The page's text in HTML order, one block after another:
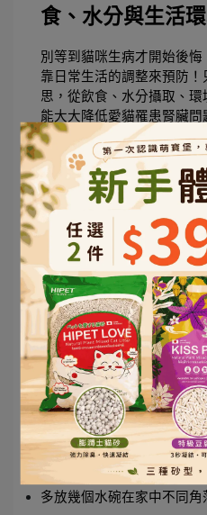
食、水分與生活
別等到貓咪生病才開始後
靠日常生活的調整來預防
思，從飲食、水分攝取、
能大大降低愛貓罹患腎臟問
🍗 飲食內容要講究，選
市面上充斥各種看似營養
嗎？過高蛋白質或含磷量
加重貓咪腎臟負擔。尤其
擇「低磷、低鈉、適量蛋
緩腎功能衰退。若你家貓
在獸醫建議下選用專屬配
💧 水分補充比你想像的
貓咪天生對口渴的感受比
一整天喝水量嚴重不足。
法有效排出，長期下來就
臟衰竭。
為了幫助貓咪多喝水，你可
提供流動飲水機，模仿自然
多放幾個水碗在家中不同角